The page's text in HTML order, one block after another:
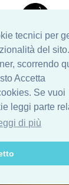
tecnici per
del sito.
scorrendo
Accetta
Se vuoi
leggi parte
di più